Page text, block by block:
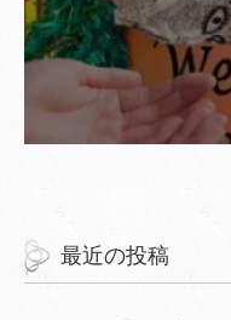
最近の投稿